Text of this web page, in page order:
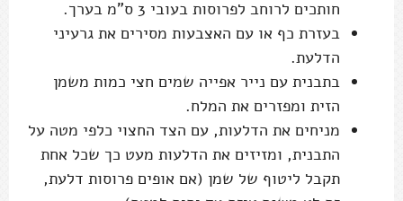
חותכים לרוחב לפרוסות בעובי 3 ס"מ בערך.
בעזרת כף או עם האצבעות מסירים את גרעיני
הדלעת.
בתבנית עם נייר אפייה שמים חצי כמות משמן
הזית ומפזרים את המלח.
מניחים את הדלעות, עם הצד החצוי כלפי מטה על
התבנית, ומזיזים את הדלעות מעט כך שכל אחת
תקבל ליטוף של שמן (אם אופים פרוסות דלעת,